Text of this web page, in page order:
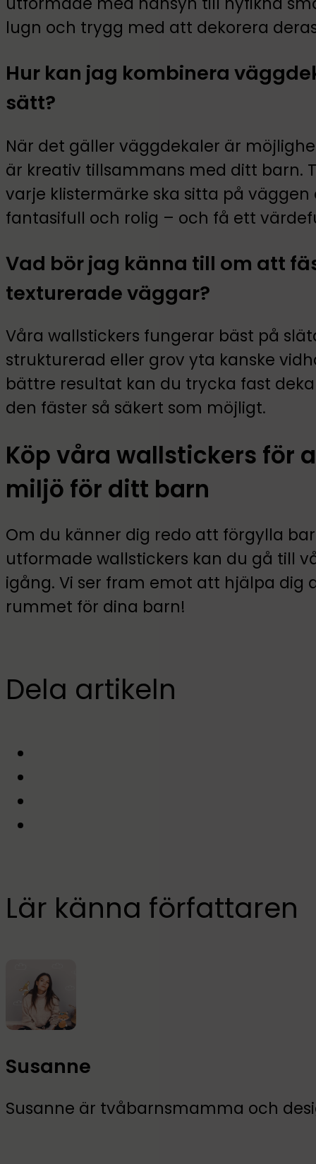
lugn och trygg med att dekorera
Hur kan jag kombinera
sätt?
När det gäller väggdekaler är
är kreativ tillsammans med ditt barn.
varje klistermärke ska sitta på
fantasifull och rolig – och få ett
Vad bör jag känna till om att
texturerade väggar?
Våra wallstickers fungerar bäst på
strukturerad eller grov yta kanske
bättre resultat kan du trycka fast
den fäster så säkert som möjligt.
Köp våra wallstickers för
miljö för ditt barn
Om du känner dig redo att förgylla
utformade wallstickers kan du gå till
igång. Vi ser fram emot att hjälpa dig
rummet för dina barn!
Dela artikeln
Lär känna författaren
Susanne
Susanne är tvåbarnsmamma och